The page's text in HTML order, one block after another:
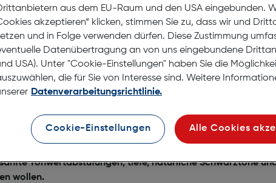
Selbstabholung
Magenta 8,5ml
Tonwertabstufungen, tiefe, natürliche Schwarztöne
wollen.
aus dem EU-Raum und den USA eingebunden.
akzeptieren“ klicken, stimmen Sie zu, dass wir und
und in Folge verwenden dürfen. Diese Zustimmung
Datenübertragung an von uns eingebundene
USA). Unter "Cookie-Einstellungen" haben Sie die
die für Sie von Interesse sind. Weitere
Datenverarbeitungsrichtlinie.
Cookie-Einstellungen Alle Cookies